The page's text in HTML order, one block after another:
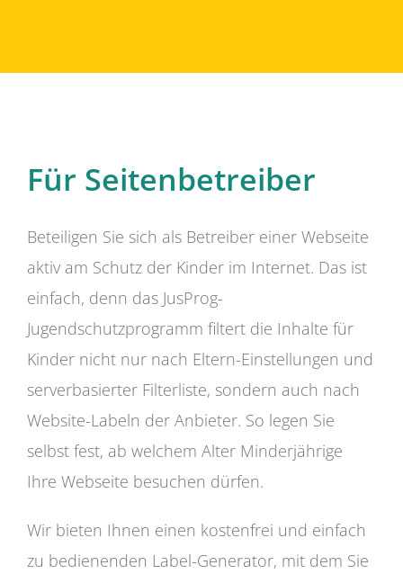
Für Seitenbetreiber
Beteiligen Sie sich als Betreiber einer Webseite
aktiv am Schutz der Kinder im Internet. Das ist
einfach, denn das JusProg-
Jugendschutzprogramm filtert die Inhalte für
Kinder nicht nur nach Eltern-Einstellungen und
serverbasierter Filterliste, sondern auch nach
Website-Labeln der Anbieter. So legen Sie
selbst fest, ab welchem Alter Minderjährige
Ihre Webseite besuchen dürfen.
Wir bieten Ihnen einen kostenfrei und einfach
zu bedienenden Label-Generator, mit dem Sie